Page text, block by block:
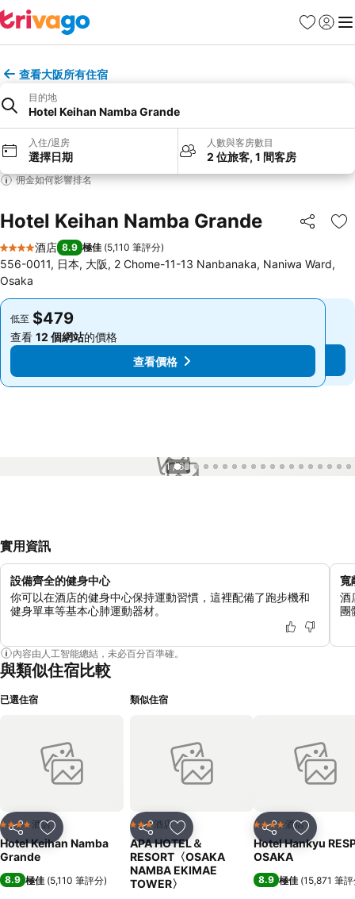
收藏夾
登入 選
查看大阪所有住宿
目的地
Hotel Keihan Namba Grande
入住/退房
選擇日期
人數與客房數目
2 位旅客, 1 間客房
佣金如何影響排名
Hotel Keihan Namba Grande 分享
放
4 星級
酒店 8.9 極佳 (5,110 筆評分)
556-0011, 日本, 大阪, 2 Chome-11-13 Nanbanaka, Naniwa Ward,
Osaka
低至 $479
查看 12 個網站的價格
查看價格
低至 $479
查看 12 個網站的價格
查看價格
1 / 63
實用資訊
設備齊全的健身中心
你可以在酒店的健身中心保持運動習慣，這裡配備了跑步機和
健身單車等基本心肺運動器材。
寬
酒
團
內容由人工智能總結，未必百分百準確。
與類似住宿比較
已選住宿
分享 放到收藏夾
4 星級 酒店
Hotel Keihan Namba
Grande
8.9 極佳 (5,110 筆評分)
類似住宿
分享 放到收藏夾
3 星級酒店
APA HOTEL＆
RESORT〈OSAKA
NAMBA EKIMAE
TOWER〉
分享 放到收藏
4 星級 酒店
Hotel Hankyu
OSAKA
8.9 極佳 (15,871 筆